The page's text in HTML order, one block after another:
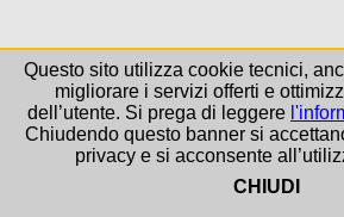
Questo sito utilizza cookie tecnici,
migliorare i servizi offerti e
dell’utente. Si prega di leggere
Chiudendo questo banner si
privacy e si acconsente
CHIUDI